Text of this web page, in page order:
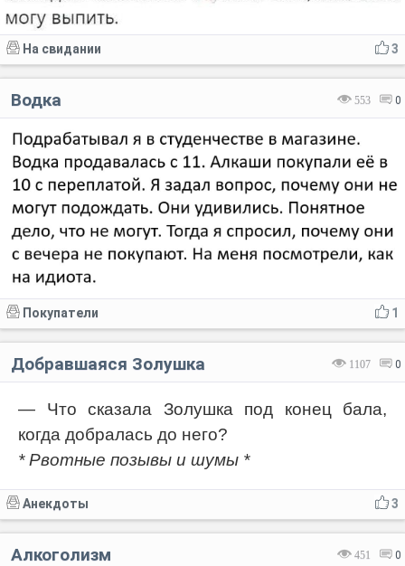
3
На свидании
553 0
Водка
1
Покупатели
1107 0
Добравшаяся Золушка
— Что сказала Золушка под конец бала,
когда добралась до него?
* Рвотные позывы и шумы *
3
Анекдоты
451 0
Алкоголизм